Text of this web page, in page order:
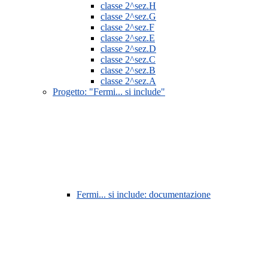
classe 2^sez.H
classe 2^sez.G
classe 2^sez.F
classe 2^sez.E
classe 2^sez.D
classe 2^sez.C
classe 2^sez.B
classe 2^sez.A
Progetto: "Fermi... si include"
Fermi... si include: documentazione